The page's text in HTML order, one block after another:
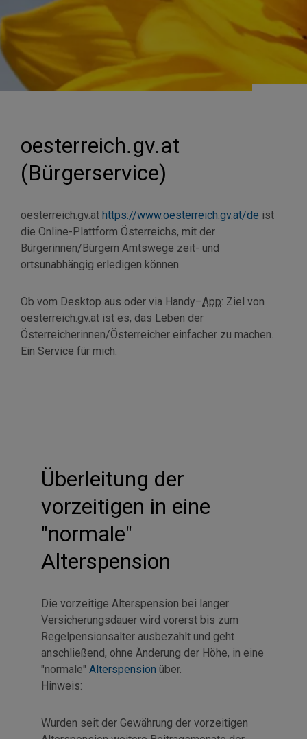
oesterreich.gv.at
(Bürgerservice)
oesterreich.gv.at https://www.oesterreich.gv.at/de ist
die Online-Plattform Österreichs, mit der
Bürgerinnen/Bürgern Amtswege zeit- und
ortsunabhängig erledigen können.
Ob vom Desktop aus oder via Handy–App: Ziel von
oesterreich.gv.at ist es, das Leben der
Österreicherinnen/Österreicher einfacher zu machen.
Ein Service für mich.
Überleitung der
vorzeitigen in eine
"normale"
Alterspension
Die vorzeitige Alterspension bei langer
Versicherungsdauer wird vorerst bis zum
Regelpensionsalter ausbezahlt und geht
anschließend, ohne Änderung der Höhe, in eine
"normale" Alterspension über.
Hinweis:
Wurden seit der Gewährung der vorzeitigen